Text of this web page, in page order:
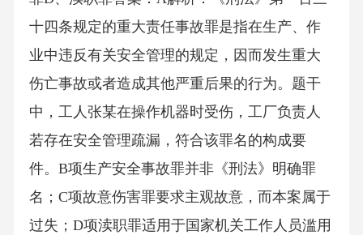
十四条规定的重大责任事故罪是指在生产、作
业中违反有关安全管理的规定，因而发生重大
伤亡事故或者造成其他严重后果的行为。题干
中，工人张某在操作机器时受伤，工厂负责人
若存在安全管理疏漏，符合该罪名的构成要
件。B项生产安全事故罪并非《刑法》明确罪
名；C项故意伤害罪要求主观故意，而本案属于
过失；D项渎职罪适用于国家机关工作人员滥用